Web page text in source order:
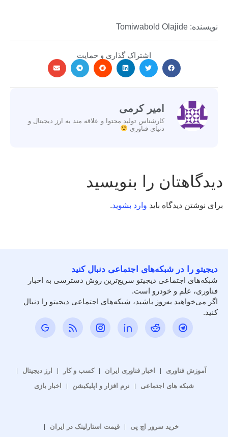
نویسنده: Tomiwabold Olajide
اشتراک گذاری و حمایت
امیر کرمی
کارشناس تولید محتوا و علاقه مند به ارز دیجیتال و
دنیای فناوری
دیدگاهتان را بنویسید
برای نوشتن دیدگاه باید وارد بشوید.
دیجیتو را در شبکه‌های اجتماعی دنبال کنید
شبکه‌های اجتماعی دیجیتو سریع‌ترین روش دسترسی به اخبار
فناوری، علم و خودرو است.
اگر می‌خواهید به‌روز باشید، شبکه‌های اجتماعی دیجیتو را دنبال
کنید.
آموزش فناوری اخبار فناوری ایران کسب و کار
ارز دیجیتال
شبکه های اجتماعی
نرم افزار و اپلیکیشن اخبار بازی
خرید سرور اچ پی قیمت استارلینک در ایران